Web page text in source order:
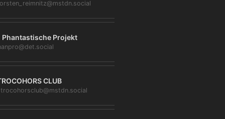
Phantastische Projekt
CLUB